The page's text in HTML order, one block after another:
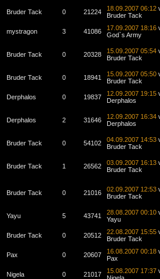
Bruder Tack 0 21224 18.09.2007 06:12
Bruder Tack
mystragon 3 41086 17.09.2007 18:16
God`s Army
Bruder Tack 0 20328 15.09.2007 05:54
Bruder Tack
Bruder Tack 0 18941 15.09.2007 05:50
Bruder Tack
Derphalos 0 19837 12.09.2007 19:15
Derphalos
Derphalos 2 31646 12.09.2007 16:34
Derphalos
Bruder Tack 0 54102 04.09.2007 14:53
Bruder Tack
Bruder Tack 1 26562 03.09.2007 16:13
Bruder Tack
Bruder Tack 0 21016 02.09.2007 12:53
Bruder Tack
Yayu 5 43741 28.08.2007 00:10
Yayu
Bruder Tack 0 20512 22.08.2007 15:55
Bruder Tack
Pax 0 20607 16.08.2007 00:18
Pax
Nigela 0 21017 15.08.2007 17:37